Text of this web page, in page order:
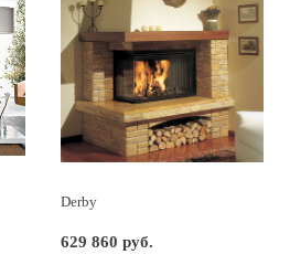
Derby
629 860 руб.